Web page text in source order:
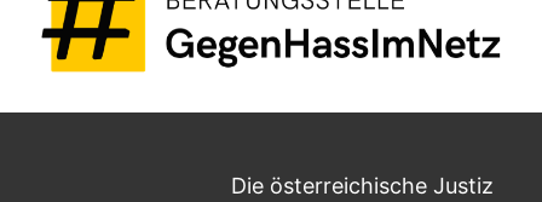
Die österreichische Justiz